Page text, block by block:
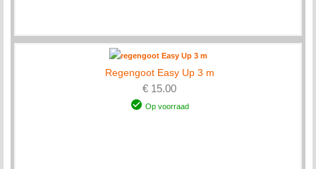
Regengoot Easy Up 3 m
€ 15.00
Op voorraad